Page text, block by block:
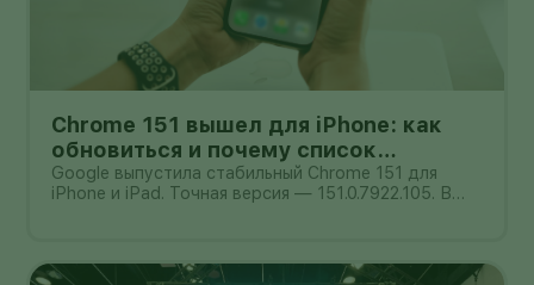
Chrome 151 вышел для iPhone: как
обновиться и почему список
исправлений нельзя додумывать
Google выпустила стабильный Chrome 151 для
iPhone и iPad. Точная версия — 151.0.7922.105. В
список закрытых уязвимостей. Поэтому при